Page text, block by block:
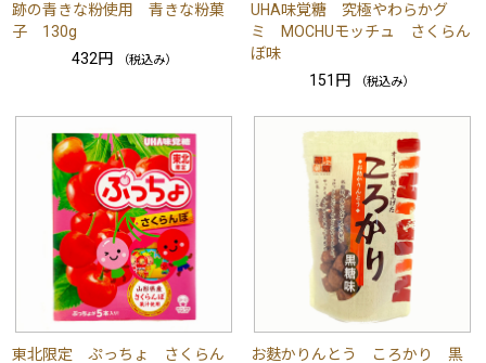
跡の青きな粉使用 青きな粉菓
子 130g
432円
（税込み）
UHA味覚糖 究極やわらかグ
ミ MOCHUモッチュ さくらん
ぼ味
151円
（税込み）
東北限定 ぷっちょ さくらん
お麩かりんとう ころかり 黒